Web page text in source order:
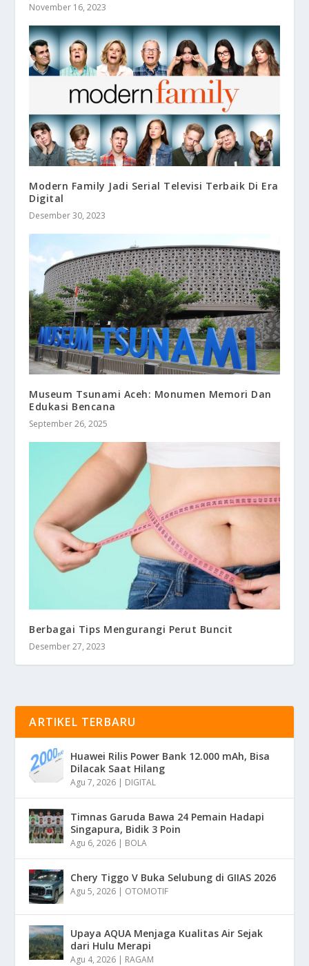
November 16, 2023
Modern Family Jadi Serial Televisi Terbaik Di Era
Digital
Desember 30, 2023
Museum Tsunami Aceh: Monumen Memori Dan
Edukasi Bencana
September 26, 2025
Berbagai Tips Mengurangi Perut Buncit
Desember 27, 2023
ARTIKEL TERBARU
Huawei Rilis Power Bank 12.000 mAh, Bisa
Dilacak Saat Hilang
Agu 7, 2026 | DIGITAL
Timnas Garuda Bawa 24 Pemain Hadapi
Singapura, Bidik 3 Poin
Agu 6, 2026 | BOLA
Chery Tiggo V Buka Selubung di GIIAS 2026
Agu 5, 2026 | OTOMOTIF
Upaya AQUA Menjaga Kualitas Air Sejak
dari Hulu Merapi
Agu 4, 2026 | RAGAM